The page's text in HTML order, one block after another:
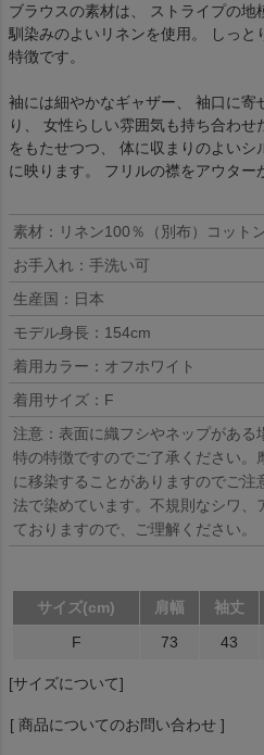
ブラウスの素材は、 ストライプの地
馴染みのよいリネンを使用。 しっ
特徴です。
袖には細やかなギャザー、 袖口に寄
り、 女性らしい雰囲気も持ち合わせ
をもたせつつ、 体に収まりのよいシ
に映ります。 フリルの襟をアウター
素材：リネン100％（別布）コット
お手入れ：手洗い可
生産国：日本
モデル身長：154cm
着用カラー：オフホワイト
着用サイズ：F
注意：表面に織フシやネップがある
特の特徴ですのでご了承ください
に移染することがありますのでご
法で染めています。不規則なシワ、
ておりますので、ご理解ください。
サイズ(cm) 肩幅 袖丈
F
73 43
[サイズについて]
[ 商品についてのお問い合わせ ]